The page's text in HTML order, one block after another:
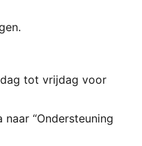
katoen.
tot vrijdag voor
“Ondersteuning